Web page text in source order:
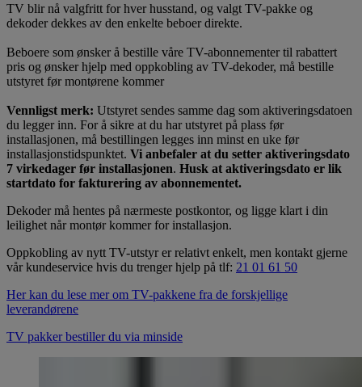
TV blir nå valgfritt for hver husstand, og valgt TV-pakke og
dekoder dekkes av den enkelte beboer direkte.
Beboere som ønsker å bestille våre TV-abonnementer til rabattert
pris og ønsker hjelp med oppkobling av TV-dekoder, må bestille
utstyret før montørene kommer
Vennligst merk: Utstyret sendes samme dag som aktiveringsdatoen
du legger inn. For å sikre at du har utstyret på plass før
installasjonen, må bestillingen legges inn minst en uke før
installasjonstidspunktet. Vi anbefaler at du setter aktiveringsdato
7 virkedager før installasjonen. Husk at aktiveringsdato er lik
startdato for fakturering av abonnementet.
Dekoder må hentes på nærmeste postkontor, og ligge klart i din
leilighet når montør kommer for installasjon.
Oppkobling av nytt TV-utstyr er relativt enkelt, men kontakt gjerne
vår kundeservice hvis du trenger hjelp på tlf: 21 01 61 50
Her kan du lese mer om TV-pakkene fra de forskjellige
leverandørene
TV pakker bestiller du via minside